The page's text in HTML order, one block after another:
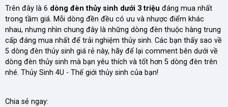
Trên đây là 6 dòng đèn thủy sinh dưới 3 triệu đáng mua nhất
trong tầm giá. Mỗi dòng đền đều có ưu và nhược điểm khác
nhau, nhưng nhìn chung đây là những dòng đèn thuộc hàng trung
cấp đáng mua nhất để trải nghiệm thủy sinh. Các bạn thấy sao về
5 dòng đèn thủy sinh giá rẻ này, hãy để lại comment bên dưới về
dòng đèn thủy sinh mà bạn yêu thích và tốt hơn 5 dòng đèn trên
nhé. Thủy Sinh 4U - Thế giới thủy sinh của bạn!
Chia sẻ ngay: